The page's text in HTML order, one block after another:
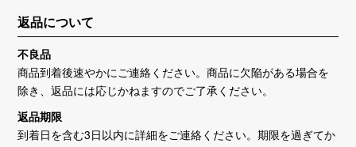
返品について
不良品
商品到着後速やかにご連絡ください。商品に欠陥がある場合を
除き、返品には応じかねますのでご了承ください。
返品期限
到着日を含む3日以内に詳細をご連絡ください。期限を過ぎてか